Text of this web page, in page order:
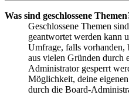
Was sind geschlossene
Geschlossene Themen
geantwortet werden kann
Umfrage, falls vorhanden,
aus vielen Gründen durch
Administrator gesperrt
Möglichkeit, deine
durch die Board-